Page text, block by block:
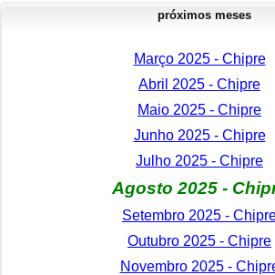
próximos meses
Março 2025 - Chipre
Abril 2025 - Chipre
Maio 2025 - Chipre
Junho 2025 - Chipre
Julho 2025 - Chipre
Agosto 2025 -
Setembro 2025 -
Outubro 2025 - Chipre
Novembro 2025 -